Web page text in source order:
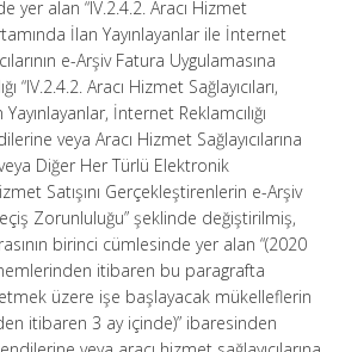
yer alan “IV.2.4.2. Aracı Hizmet
İlan Yayınlayanlar ile İnternet
e-Arşiv Fatura Uygulamasına
“IV.2.4.2. Aracı Hizmet Sağlayıcıları,
İnternet Reklamcılığı
veya Aracı Hizmet Sağlayıcılarına
Diğer Her Türlü Elektronik
Satışını Gerçekleştirenlerin e-Arşiv
Zorunluluğu” şeklinde değiştirilmiş,
birinci cümlesinde yer alan “(2020
itibaren bu paragrafta
üzere işe başlayacak mükelleflerin
itibaren 3 ay içinde)” ibaresinden